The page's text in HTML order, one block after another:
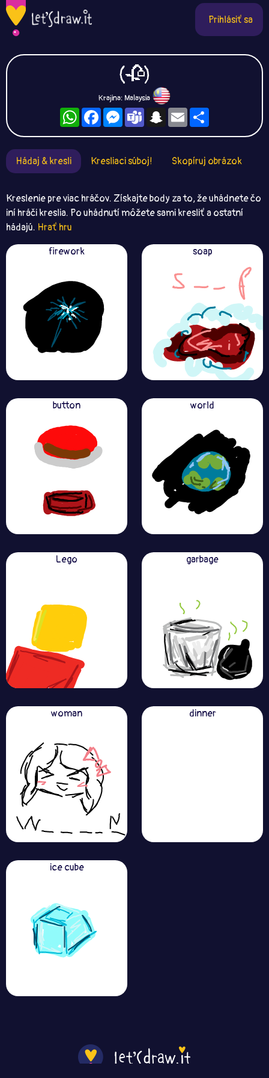
Prihlásiť sa
(🥀)
Krajina: Malaysia
WhatsAppFacebookMessengerTeamsSnapchat
Email
Hádaj & kresli Kresliaci súboj! Skopíruj obrázok
Kreslenie pre viac hráčov. Získajte body za to, že uhádnete čo
iní hráči kreslia. Po uhádnutí môžete sami kresliť a ostatní
hádajú. Hrať hru
firework
soap
button world
Lego garbage
woman dinner
ice cube